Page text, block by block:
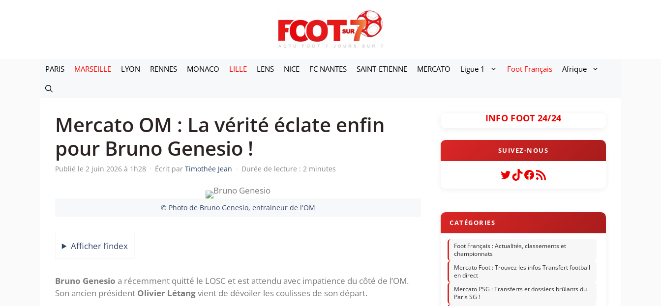
PARIS MARSEILLE LYON RENNES MONACO LILLE LENS NICE FC NANTES SAINT-ETIENNE MERCATO Ligue 1 Foot Français Afrique
Mercato OM : La vérité éclate enfin
pour Bruno Genesio !
Publié le 2 juin 2026 à 1h28 · Écrit parTimothée Jean · Durée de lecture : 2 minutes
© Photo de Bruno Genesio, entraineur de l'OM
Afficher l’index
Bruno Genesio a récemment quitté le LOSC et est attendu avec impatience du côté de l’OM.
Son ancien président Olivier Létangvient de dévoiler les coulisses de son départ.
INFO FOOT 24/24
Twitter
TikTok
Facebook
Flux RSS
Foot Français : Actualités, classements et
championnats
Mercato Foot : Trouvez les infos Transfert football
en direct
Mercato PSG : Transferts et dossiers brûlants du
Paris SG !